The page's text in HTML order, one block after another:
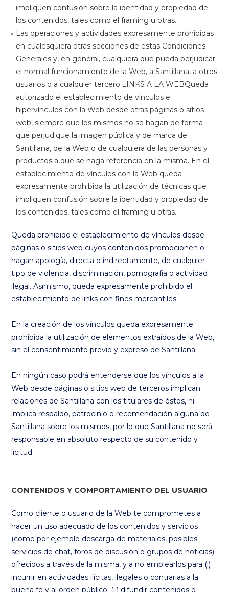
impliquen confusión sobre la identidad y propiedad de
los contenidos, tales como el framing u otras.
Las operaciones y actividades expresamente prohibidas
en cualesquiera otras secciones de estas Condiciones
Generales y, en general, cualquiera que pueda perjudicar
el normal funcionamiento de la Web, a Santillana, a otros
usuarios o a cualquier tercero.LINKS A LA WEBQueda
autorizado el establecimiento de vínculos e
hipervínculos con la Web desde otras páginas o sitios
web, siempre que los mismos no se hagan de forma
que perjudique la imagen pública y de marca de
Santillana, de la Web o de cualquiera de las personas y
productos a que se haga referencia en la misma. En el
establecimiento de vínculos con la Web queda
expresamente prohibida la utilización de técnicas que
impliquen confusión sobre la identidad y propiedad de
los contenidos, tales como el framing u otras.
Queda prohibido el establecimiento de vínculos desde
páginas o sitios web cuyos contenidos promocionen o
hagan apología, directa o indirectamente, de cualquier
tipo de violencia, discriminación, pornografía o actividad
ilegal. Asimismo, queda expresamente prohibido el
establecimiento de links con fines mercantiles.
En la creación de los vínculos queda expresamente
prohibida la utilización de elementos extraídos de la Web,
sin el consentimiento previo y expreso de Santillana.
En ningún caso podrá entenderse que los vínculos a la
Web desde páginas o sitios web de terceros implican
relaciones de Santillana con los titulares de éstos, ni
implica respaldo, patrocinio o recomendación alguna de
Santillana sobre los mismos, por lo que Santillana no será
responsable en absoluto respecto de su contenido y
licitud.
CONTENIDOS Y COMPORTAMIENTO DEL USUARIO
Como cliente o usuario de la Web te comprometes a
hacer un uso adecuado de los contenidos y servicios
(como por ejemplo descarga de materiales, posibles
servicios de chat, foros de discusión o grupos de noticias)
ofrecidos a través de la misma, y a no emplearlos para (i)
incurrir en actividades ilícitas, ilegales o contrarias a la
buena fe y al orden público; (ii) difundir contenidos o